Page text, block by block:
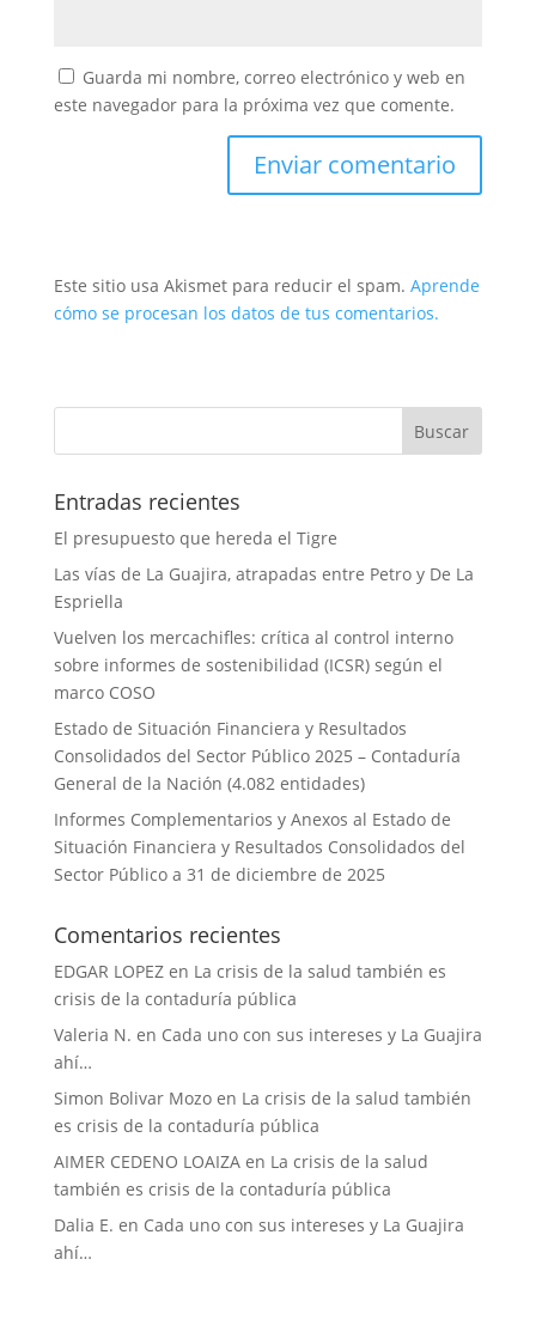
Guarda mi nombre, correo electrónico y web en
este navegador para la próxima vez que comente.
Este sitio usa Akismet para reducir el spam. Aprende
cómo se procesan los datos de tus comentarios.
Entradas recientes
El presupuesto que hereda el Tigre
Las vías de La Guajira, atrapadas entre Petro y De La
Espriella
Vuelven los mercachifles: crítica al control interno
sobre informes de sostenibilidad (ICSR) según el
marco COSO
Estado de Situación Financiera y Resultados
Consolidados del Sector Público 2025 – Contaduría
General de la Nación (4.082 entidades)
Informes Complementarios y Anexos al Estado de
Situación Financiera y Resultados Consolidados del
Sector Público a 31 de diciembre de 2025
Comentarios recientes
EDGAR LOPEZen La crisis de la salud también es
crisis de la contaduría pública
Valeria N. en Cada uno con sus intereses y La Guajira
ahí…
Simon Bolivar Mozoen La crisis de la salud también
es crisis de la contaduría pública
AIMER CEDENO LOAIZAen La crisis de la salud
también es crisis de la contaduría pública
Dalia E. en Cada uno con sus intereses y La Guajira
ahí…